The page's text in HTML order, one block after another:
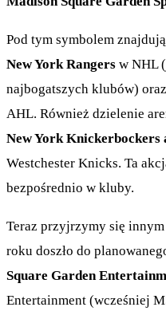
Pod tym symbolem
New York Rangers w NHL
najbogatszych klubów)
AHL. Również dzielenie
New York Knickerbockers
Westchester Knicks. Ta
bezpośrednio w kluby.
Teraz przyjrzymy się
roku doszło do
Square Garden
Entertainment (wcześniej